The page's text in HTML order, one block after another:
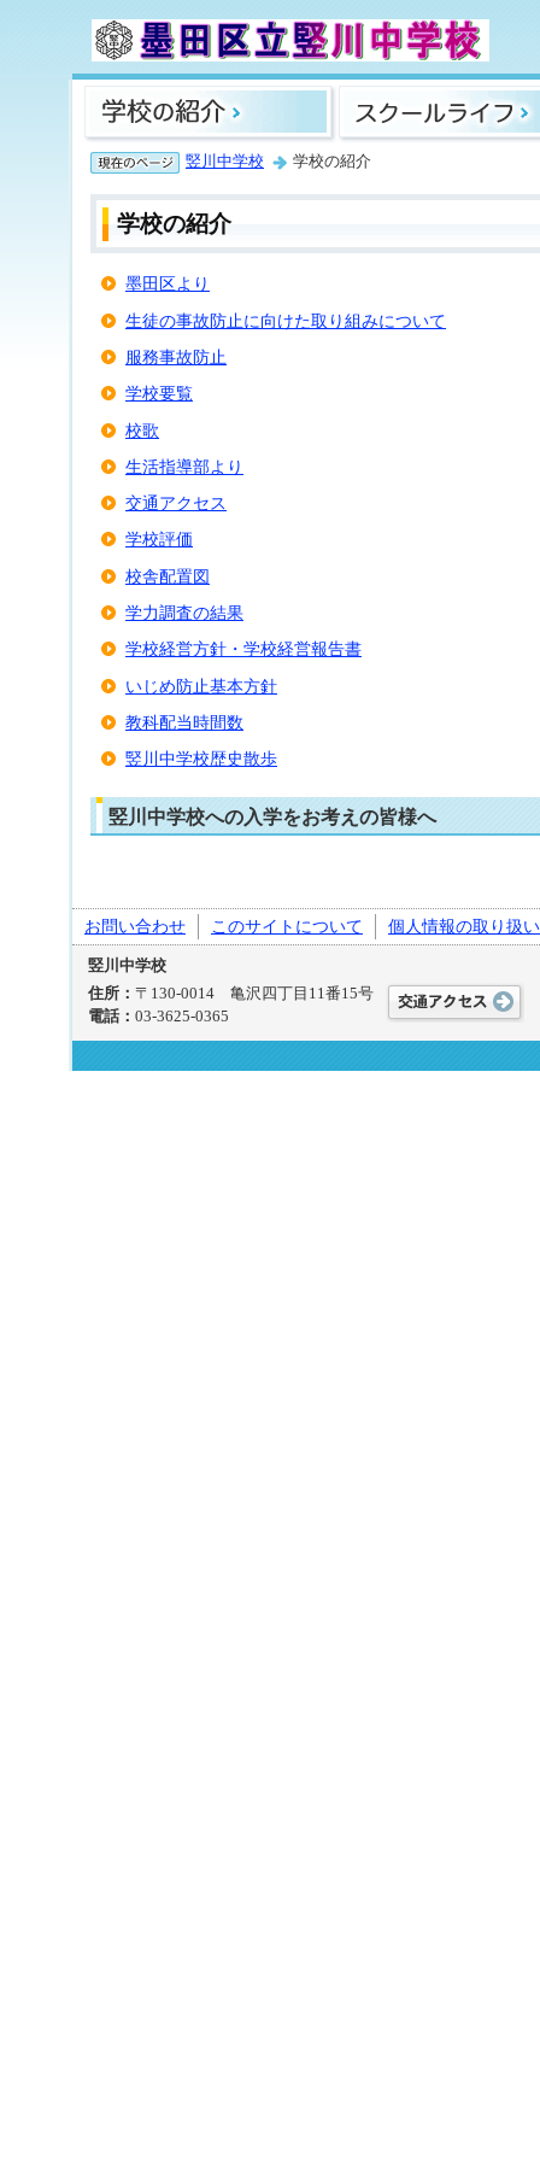
竪川中学校 学校の紹介
学校の紹介
墨田区より
生徒の事故防止に向けた取り組みについて
服務事故防止
学校要覧
校歌
生活指導部より
交通アクセス
学校評価
校舎配置図
学力調査の結果
学校経営方針・学校経営報告書
いじめ防止基本方針
教科配当時間数
竪川中学校歴史散歩
竪川中学校への入学をお考えの皆様へ
お問い合わせ このサイトについて 個人情報の取り扱い
竪川中学校
住所： 〒130-0014 亀沢四丁目11番15号
電話： 03-3625-0365